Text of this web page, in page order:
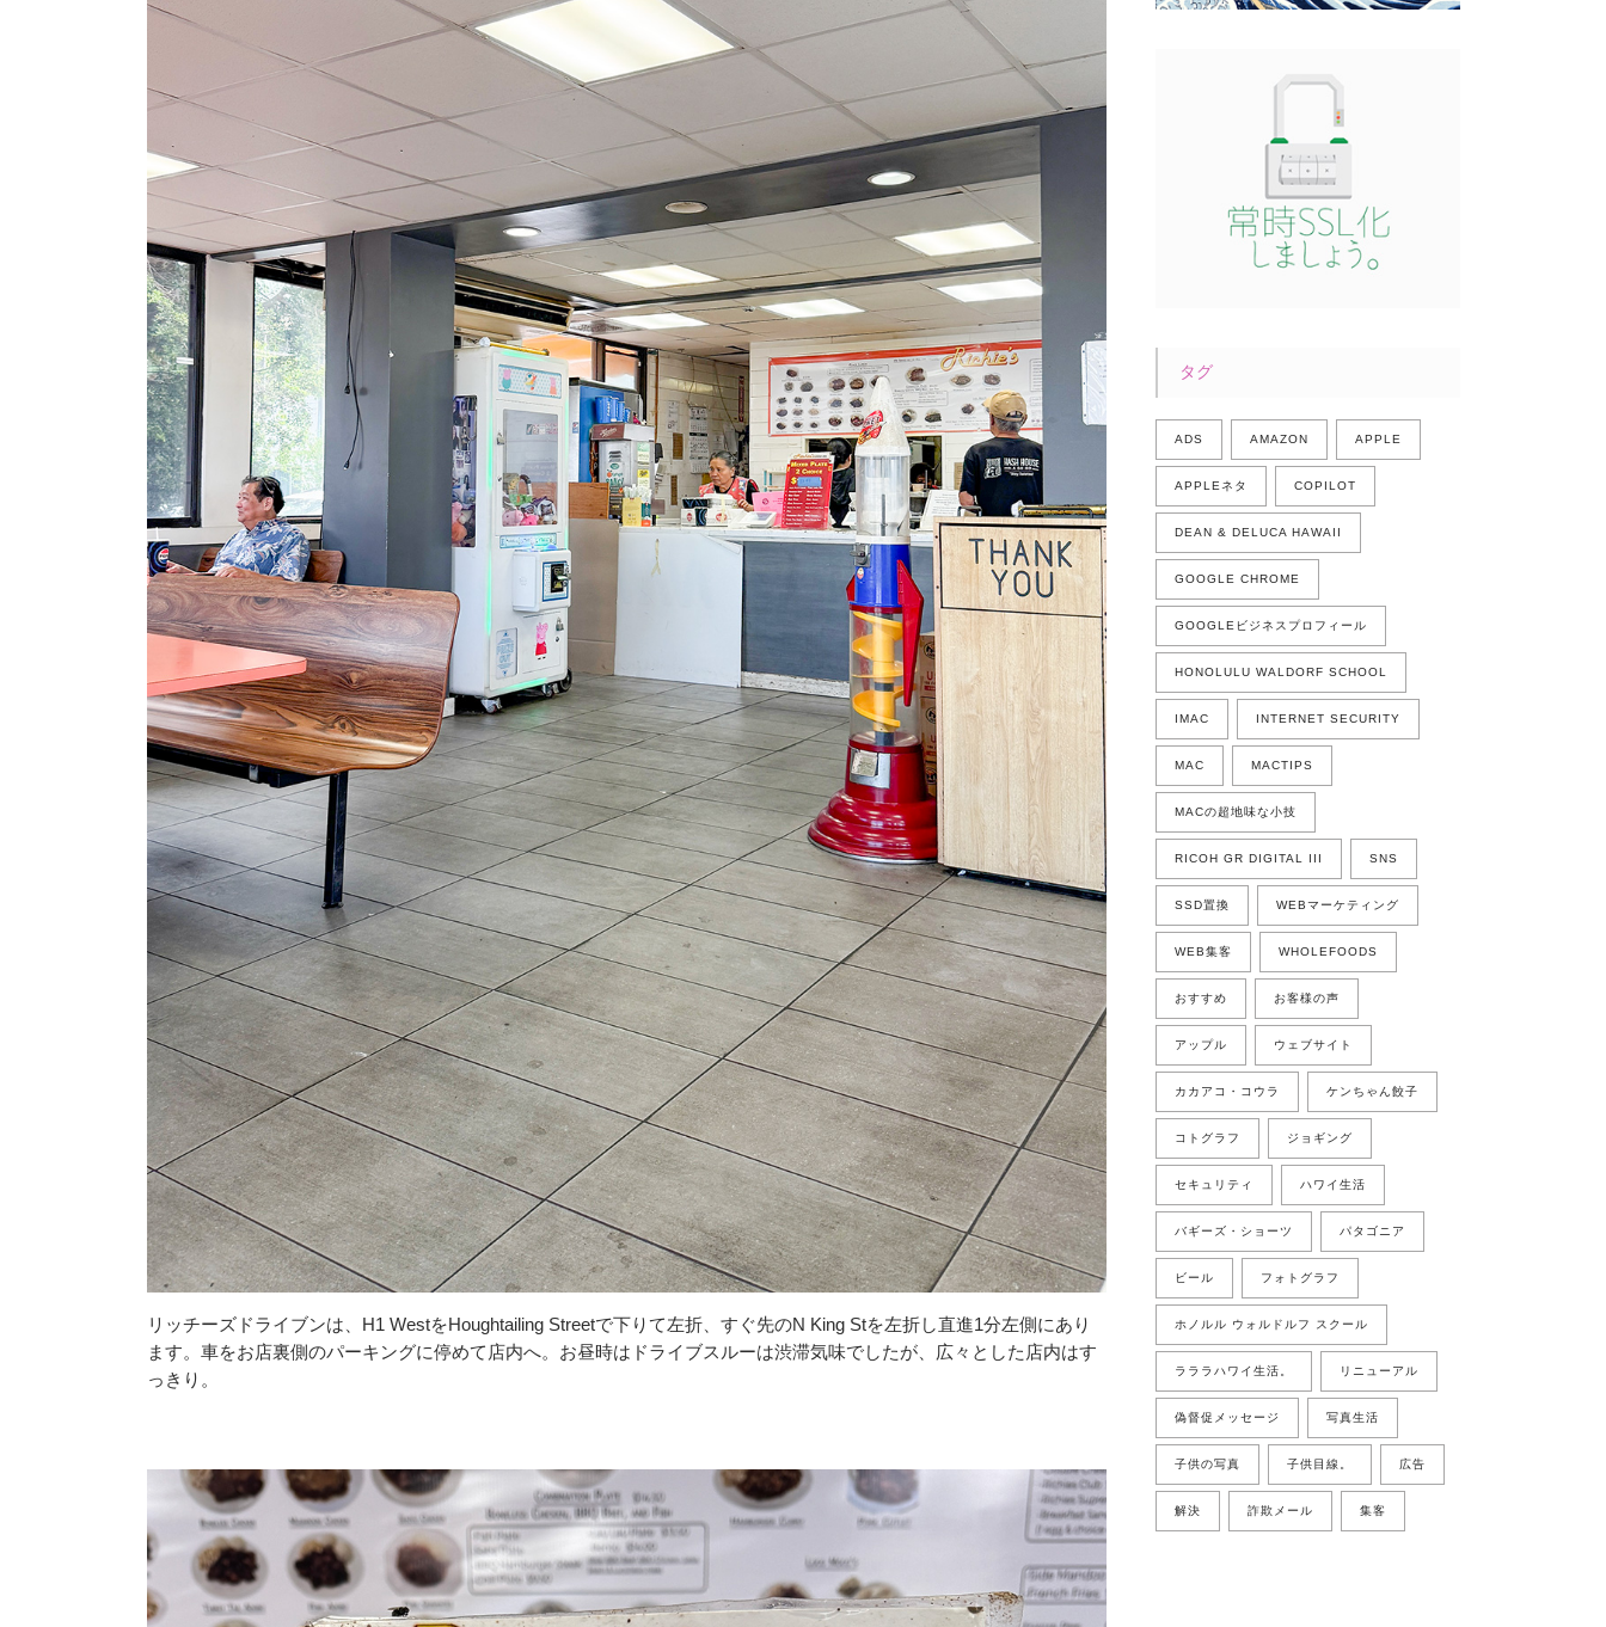
リッチーズドライブンは、H1 WestをHoughtailing Streetで下りて左折、すぐ先のN King Stを左折し直進1分左側にあり
ます。車をお店裏側のパーキングに停めて店内へ。お昼時はドライブスルーは渋滞気味でしたが、広々とした店内はす
っきり。
タグ
ADS AMAZON APPLE
APPLEネタ COPILOT
DEAN & DELUCA HAWAII
GOOGLE CHROME
GOOGLEビジネスプロフィール
HONOLULU WALDORF SCHOOL
IMAC INTERNET SECURITY
MAC MACTIPS
MACの超地味な小技
RICOH GR DIGITAL III SNS
SSD置換 WEBマーケティング
WEB集客 WHOLEFOODS
おすすめ お客様の声
アップル ウェブサイト
カカアコ・コウラ ケンちゃん餃子
コトグラフ ジョギング
セキュリティ ハワイ生活
バギーズ・ショーツ パタゴニア
ビール フォトグラフ
ホノルル ウォルドルフ スクール
ラララハワイ生活。 リニューアル
偽督促メッセージ 写真生活
子供の写真 子供目線。 広告
解決 詐欺メール 集客